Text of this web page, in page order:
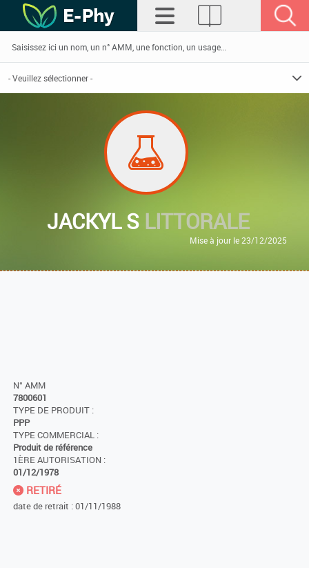
JACKYL S LITTORALE
Mise à jour le 23/12/2025
N° AMM
7800601
TYPE DE PRODUIT :
PPP
TYPE COMMERCIAL :
Produit de référence
1ÈRE AUTORISATION :
01/12/1978
RETIRÉ
date de retrait : 01/11/1988